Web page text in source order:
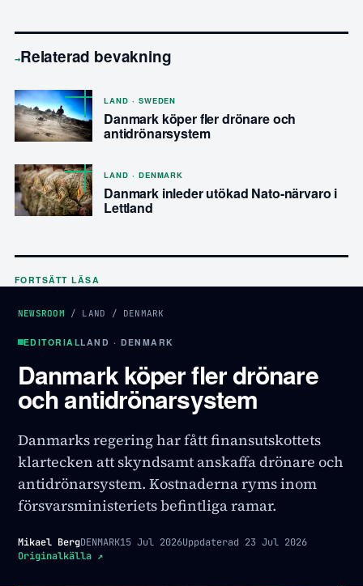
→Relaterad bevakning
LAND · SWEDEN
Danmark köper fler drönare och
antidrönarsystem
LAND · DENMARK
Danmark inleder utökad Nato-närvaro i
Lettland
FORTSÄTT LÄSA
NEWSROOM / LAND / DENMARK
EDITORIALLAND · DENMARK
Danmark köper fler drönare
och antidrönarsystem
Danmarks regering har fått finansutskottets
klartecken att skyndsamt anskaffa drönare och
antidrönarsystem. Kostnaderna ryms inom
försvarsministeriets befintliga ramar.
Mikael BergDENMARK15 Jul 2026Uppdaterad 23 Jul 2026
Originalkälla ↗